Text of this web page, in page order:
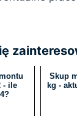
- ile
Skup
kg -